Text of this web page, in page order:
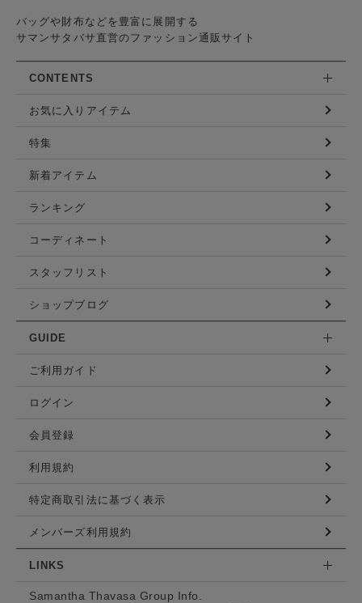
バッグや財布などを豊富に展開する
サマンサタバサ直営のファッション通販サイト
CONTENTS
お気に入りアイテム
特集
新着アイテム
ランキング
コーディネート
スタッフリスト
ショップブログ
GUIDE
ご利用ガイド
ログイン
会員登録
利用規約
特定商取引法に基づく表示
メンバーズ利用規約
LINKS
Samantha Thavasa Group Info.